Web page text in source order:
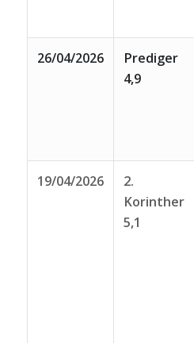
26/04/2026
Prediger
4,9
19/04/2026
2.
Korinther
5,1